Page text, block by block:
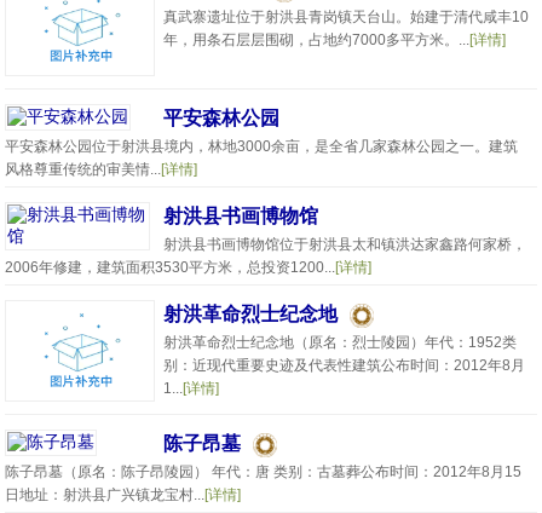
真武寨遗址位于射洪县青岗镇天台山。始建于清代咸丰10
年，用条石层层围砌，占地约7000多平方米。...[详情]
平安森林公园
平安森林公园位于射洪县境内，林地3000余亩，是全省几家森林公园之一。建筑
风格尊重传统的审美情...[详情]
射洪县书画博物馆
射洪县书画博物馆位于射洪县太和镇洪达家鑫路何家桥，
2006年修建，建筑面积3530平方米，总投资1200...[详情]
射洪革命烈士纪念地
射洪革命烈士纪念地（原名：烈士陵园）年代：1952类
别：近现代重要史迹及代表性建筑公布时间：2012年8月
1...[详情]
陈子昂墓
陈子昂墓（原名：陈子昂陵园） 年代：唐 类别：古墓葬公布时间：2012年8月15
日地址：射洪县广兴镇龙宝村...[详情]